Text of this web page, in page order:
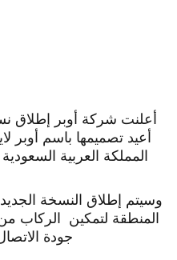
أعلنت شركة أوبر إطلاق
المملكة العربية
وسيتم إطلاق النسخة
المنطقة لتمكين
جودة